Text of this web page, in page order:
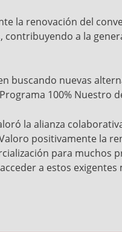
la renovación del
a la
buscando nuevas
100% Nuestro
la alianza
positivamente la
para muchos
a estos exigentes